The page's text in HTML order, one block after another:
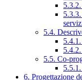
5.4.
5.5. Co-
6. Progettazione